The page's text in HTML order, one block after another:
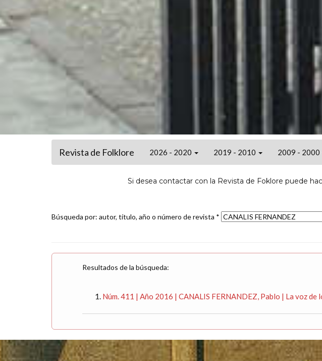
Revista de Folklore 2026 - 2020 2019 - 2010 2009 - 2000
Si desea contactar con la Revista de Foklore puede
Búsqueda por: autor, título, año o número de revista *
Resultados de la búsqueda:
Núm. 411 | Año 2016 | CANALIS FERNANDEZ, Pablo | La voz